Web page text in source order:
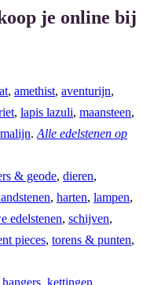
je online bij
, amethist, aventurijn,
, lapis lazuli, maansteen,
. Alle edelstenen op
& geode, dieren,
, harten, lampen,
edelstenen, schijven,
pieces, torens & punten,